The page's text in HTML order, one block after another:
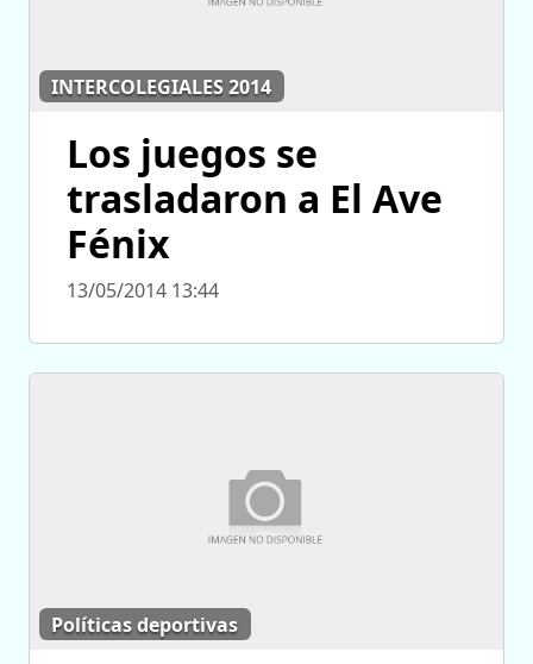
INTERCOLEGIALES 2014
Los juegos se
trasladaron a El Ave
Fénix
13/05/2014 13:44
Políticas deportivas